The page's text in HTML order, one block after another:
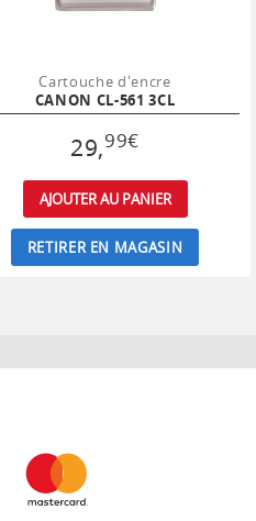
Cartouche d'encre
CANON CL-561 3CL
29,99€
AJOUTER AU PANIER
RETIRER EN MAGASIN